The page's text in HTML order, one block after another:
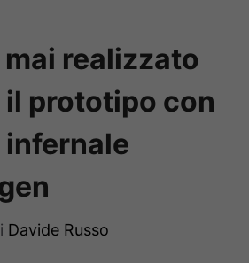
realizzato
il prototipo con
Davide Russo